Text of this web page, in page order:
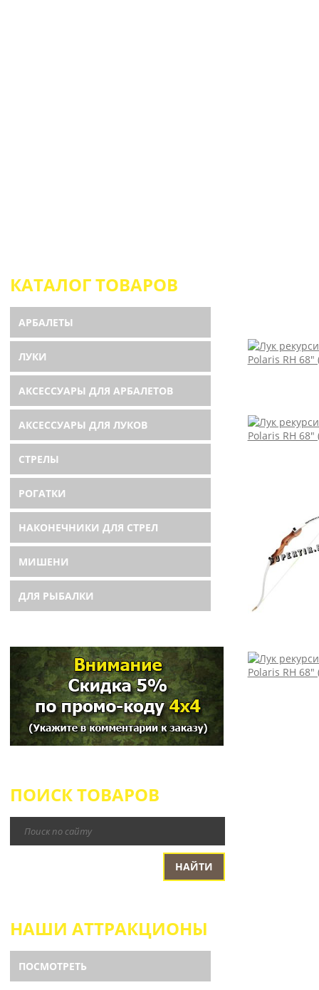
КАТАЛОГ ТОВАРОВ
АРБАЛЕТЫ
ЛУКИ
АКСЕССУАРЫ ДЛЯ АРБАЛЕТОВ
АКСЕССУАРЫ ДЛЯ ЛУКОВ
СТРЕЛЫ
РОГАТКИ
НАКОНЕЧНИКИ ДЛЯ СТРЕЛ
МИШЕНИ
ДЛЯ РЫБАЛКИ
ПОИСК ТОВАРОВ
НАШИ АТТРАКЦИОНЫ
ПОСМОТРЕТЬ